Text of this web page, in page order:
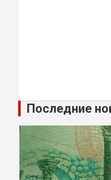
Последние